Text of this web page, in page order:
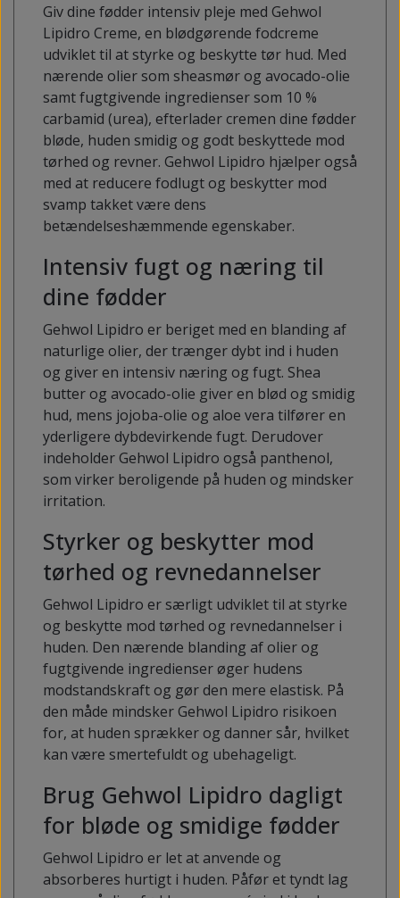
Giv dine fødder intensiv pleje med Gehwol
Lipidro Creme, en blødgørende fodcreme
udviklet til at styrke og beskytte tør hud. Med
nærende olier som sheasmør og avocado-olie
samt fugtgivende ingredienser som 10 %
carbamid (urea), efterlader cremen dine fødder
bløde, huden smidig og godt beskyttede mod
tørhed og revner. Gehwol Lipidro hjælper også
med at reducere fodlugt og beskytter mod
svamp takket være dens
betændelseshæmmende egenskaber.
Intensiv fugt og næring til
dine fødder
Gehwol Lipidro er beriget med en blanding af
naturlige olier, der trænger dybt ind i huden
og giver en intensiv næring og fugt. Shea
butter og avocado-olie giver en blød og smidig
hud, mens jojoba-olie og aloe vera tilfører en
yderligere dybdevirkende fugt. Derudover
indeholder Gehwol Lipidro også panthenol,
som virker beroligende på huden og mindsker
irritation.
Styrker og beskytter mod
tørhed og revnedannelser
Gehwol Lipidro er særligt udviklet til at styrke
og beskytte mod tørhed og revnedannelser i
huden. Den nærende blanding af olier og
fugtgivende ingredienser øger hudens
modstandskraft og gør den mere elastisk. På
den måde mindsker Gehwol Lipidro risikoen
for, at huden sprækker og danner sår, hvilket
kan være smertefuldt og ubehageligt.
Brug Gehwol Lipidro dagligt
for bløde og smidige fødder
Gehwol Lipidro er let at anvende og
absorberes hurtigt i huden. Påfør et tyndt lag